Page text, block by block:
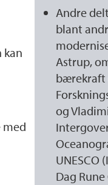
Andre
blant
Astrup,
bærekraft
og
UNESCO
Dag
kan
med